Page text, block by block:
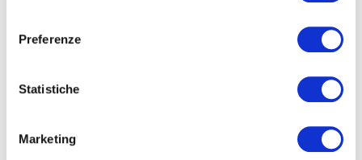
Preferenze
Statistiche
Marketing
E CORSI
Seleziona e filtra per:
AZIENDE